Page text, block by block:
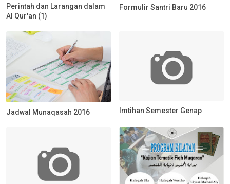
Perintah dan Larangan dalam
Al Qur'an (1)
Formulir Santri Baru 2016
Jadwal Munaqasah 2016 Imtihan Semester Genap